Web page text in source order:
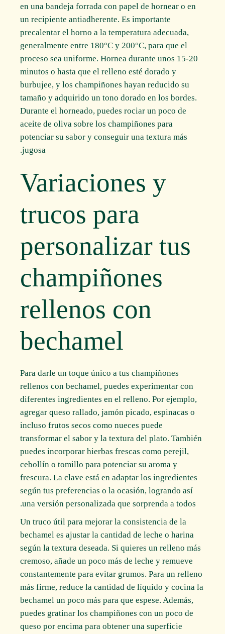
en una bandeja forrada con papel de hornear o en
un recipiente antiadherente. Es importante
precalentar el horno a la temperatura adecuada,
generalmente entre 180°C y 200°C, para que el
proceso sea uniforme. Hornea durante unos 15-20
minutos o hasta que el relleno esté dorado y
burbujee, y los champiñones hayan reducido su
tamaño y adquirido un tono dorado en los bordes.
Durante el horneado, puedes rociar un poco de
aceite de oliva sobre los champiñones para
potenciar su sabor y conseguir una textura más
jugosa.
Variaciones y
trucos para
personalizar tus
champiñones
rellenos con
bechamel
Para darle un toque único a tus champiñones
rellenos con bechamel, puedes experimentar con
diferentes ingredientes en el relleno. Por ejemplo,
agregar queso rallado, jamón picado, espinacas o
incluso frutos secos como nueces puede
transformar el sabor y la textura del plato. También
puedes incorporar hierbas frescas como perejil,
cebollín o tomillo para potenciar su aroma y
frescura. La clave está en adaptar los ingredientes
según tus preferencias o la ocasión, logrando así
una versión personalizada que sorprenda a todos.
Un truco útil para mejorar la consistencia de la
bechamel es ajustar la cantidad de leche o harina
según la textura deseada. Si quieres un relleno más
cremoso, añade un poco más de leche y remueve
constantemente para evitar grumos. Para un relleno
más firme, reduce la cantidad de líquido y cocina la
bechamel un poco más para que espese. Además,
puedes gratinar los champiñones con un poco de
queso por encima para obtener una superficie